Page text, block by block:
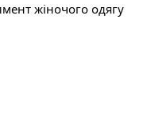
жіночого одягу